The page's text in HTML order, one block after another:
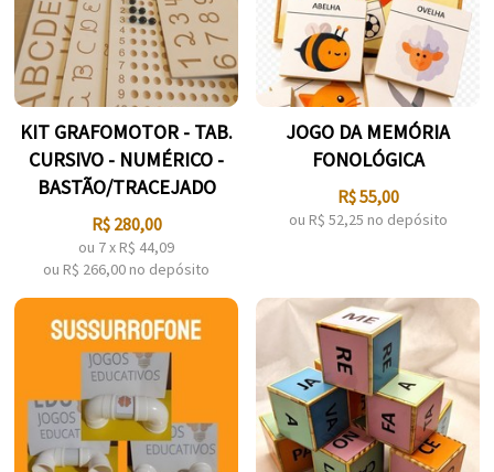
KIT GRAFOMOTOR - TAB.
CURSIVO - NUMÉRICO -
BASTÃO/TRACEJADO
R$ 280,00
ou 7x R$ 44,09
ou R$ 266,00 no depósito
JOGO DA MEMÓRIA
FONOLÓGICA
R$55,00
ou R$ 52,25 no depósito